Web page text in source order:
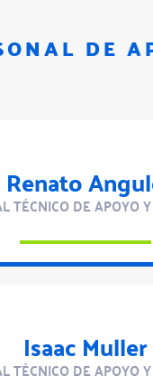
DE
Renato
TÉCNICO DE APOYO
Isaac Muller
TÉCNICO DE APOYO